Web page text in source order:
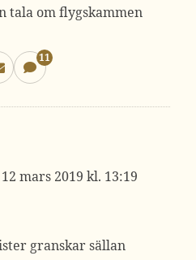
tala om flygskammen
11
12 mars 2019 kl. 13:19
granskar sällan